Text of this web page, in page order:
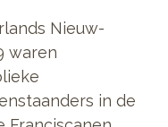
Nieuw-
waren
in de